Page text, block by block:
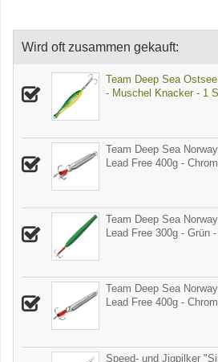
Wird oft zusammen gekauft:
Team Deep Sea
- Muschel Knacker - 1
Team Deep Sea
Lead Free 400g -
Team Deep Sea
Lead Free 300g - Grün
Team Deep Sea
Lead Free 400g -
Speed- und Jigpilker